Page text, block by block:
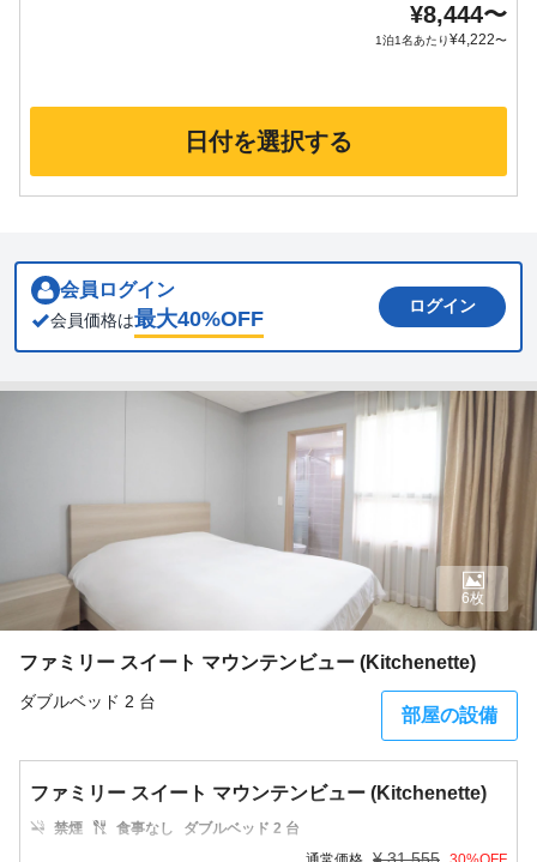
¥8,444〜
1泊1名あたり¥4,222〜
日付を選択する
会員ログイン
会員価格は最大40%OFF
ログイン
ファミリー スイート マウンテンビュー (Kitchenette)
ダブルベッド 2 台
部屋の設備
6枚
ファミリー スイート マウンテンビュー (Kitchenette)
禁煙 食事なし
ダブルベッド 2 台